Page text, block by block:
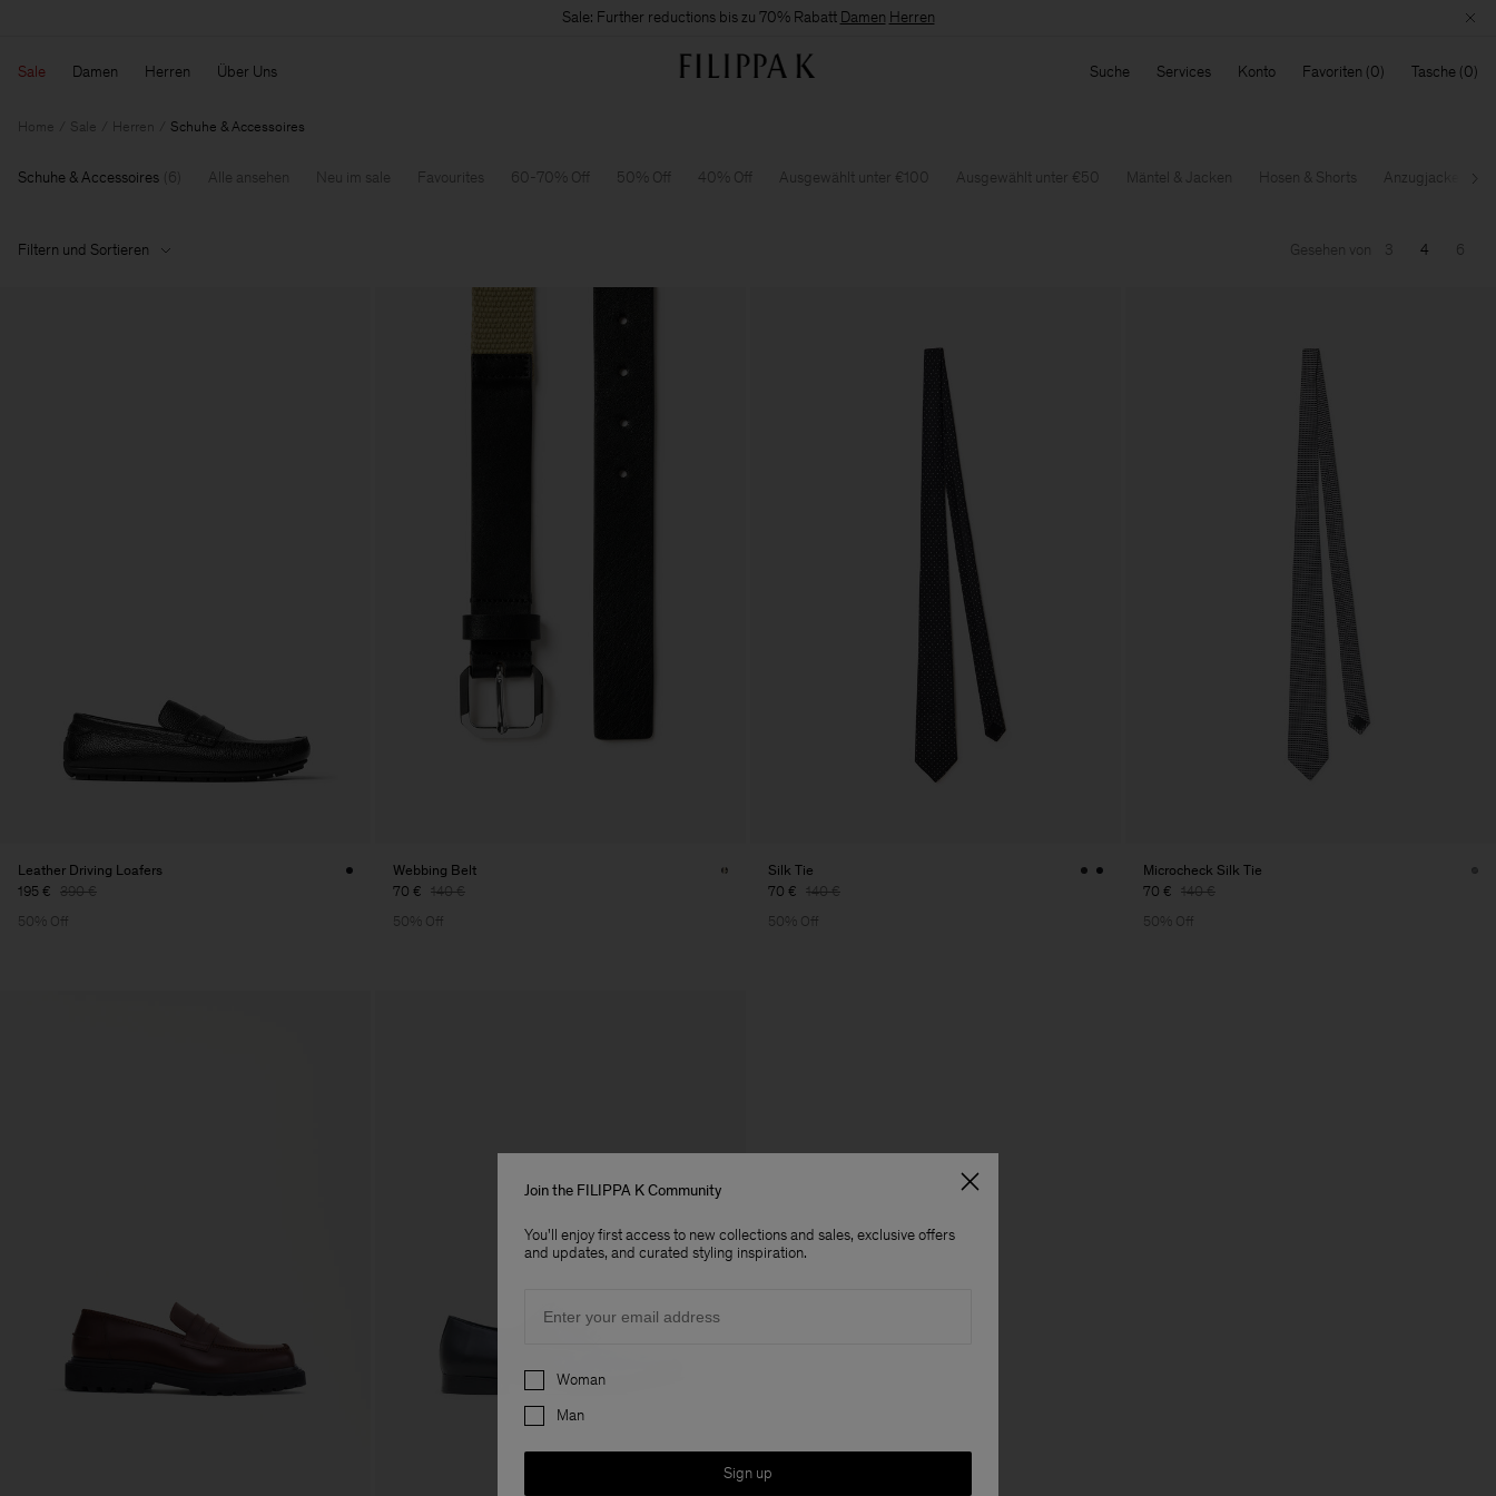
Sale: Further reductions bis zu 70% Rabatt Damen Herren
Sale Damen Herren Über Uns Suche Services Konto Favoriten Tasche
Home Sale Herren Schuhe & Accessoires
Schuhe & Accessoires 6 Alle ansehen Neu im sale Favourites 60-70% Off 50% Off 40% Off Ausgewählt unter €100 Ausgewählt unter €50 Mäntel & Jacken Hosen & Shorts Anzugjacken
Filtern und Sortieren Gesehen von 3 4 6
Leather Driving Loafers
195 € 390 €
50% Off
Webbing Belt
70 € 140 €
50% Off
Silk Tie
70 € 140 €
50% Off
Microcheck Silk Tie
70 € 140 €
50% Off
Join the FILIPPA K Community
You'll enjoy first access to new collections and sales, exclusive offers
and updates, and curated styling inspiration.
Preferences
Woman
Man
Sign up